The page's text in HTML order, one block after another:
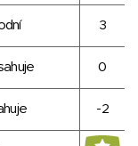
3
0
-2